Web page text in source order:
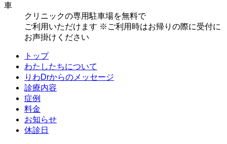
車
クリニックの専用駐車場を無料で
ご利用いただけます ※ご利用時はお帰りの際に受付に
お声掛けください
トップ
わたしたちについて
りわDrからのメッセージ
診療内容
症例
料金
お知らせ
休診日